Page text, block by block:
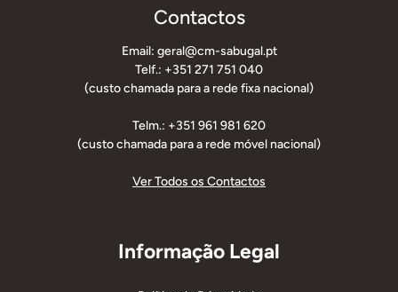
Contactos
Email: geral@cm-sabugal.pt
Telf.: +351 271 751 040
(custo chamada para a rede fixa nacional)
Telm.: +351 961 981 620
(custo chamada para a rede móvel nacional)
Ver Todos os Contactos
Informação Legal